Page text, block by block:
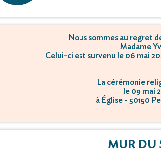
Nous sommes au regret
Madame
Celui-ci est survenu le 06 mai
La cérémonie
le 09 mai
à Église - 50150
MUR DU